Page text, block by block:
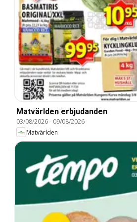
Matvärlden erbjudanden
03/08/2026- 09/08/2026
Matvärlden